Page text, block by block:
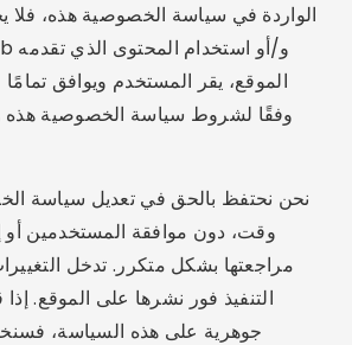
الواردة في سياسة الخصوصية هذه، فلا
الموقع، يقر المستخدم ويوافق تمامًا
وفقًا لشروط سياسة الخصوصية هذه
نحن نحتفظ بالحق في تعديل سياسة
وقت، دون موافقة المستخدمين أو
مراجعتها بشكل متكرر. تدخل
التنفيذ فور نشرها على الموقع. إذا
جوهرية على هذه السياسة،